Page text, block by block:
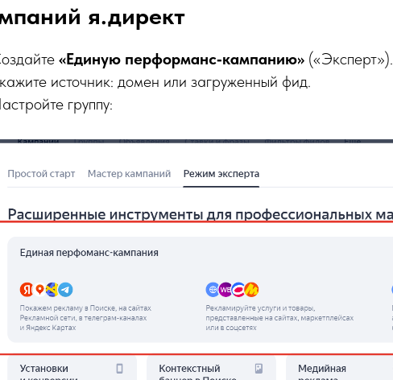
я.директ
«Единую перформанс‑кампанию» («Эксперт»).
источник: домен или загруженный фид.
группу: